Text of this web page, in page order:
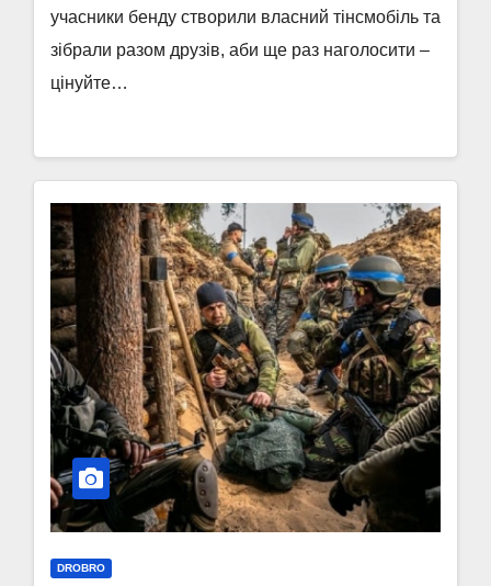
учасники бенду створили власний тінсмобіль та
зібрали разом друзів, аби ще раз наголосити –
цінуйте…
DROBRO